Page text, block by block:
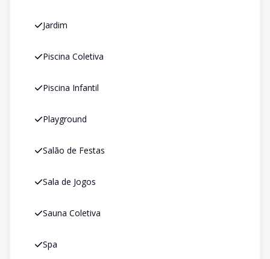
Jardim
Piscina Coletiva
Piscina Infantil
Playground
Salão de Festas
Sala de Jogos
Sauna Coletiva
Spa